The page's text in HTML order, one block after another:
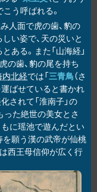
う呼ばれる。
人面で虎の歯、豹の
い姿で、天の災いと
ある。また「山海経」
の歯、豹の尾を持ち
内北経では「三青鳥（さ
運ばせていると書かれ
されて「淮南子」の
った絶世の美女とさ
に瑶池で遊んだとい
寿を願う漢の武帝が仙桃
西王母信仰が広く行